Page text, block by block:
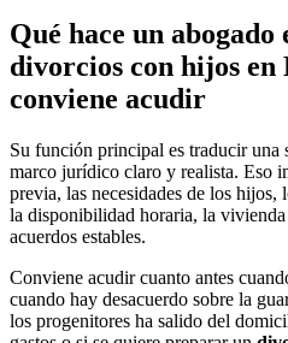
Qué hace un abogado
divorcios con hijos en
conviene acudir
Su función principal es traducir
marco jurídico claro y realista. Eso
previa, las necesidades de los hijos,
la disponibilidad horaria, la
acuerdos estables.
Conviene acudir cuanto antes
cuando hay desacuerdo sobre la
los progenitores ha salido del